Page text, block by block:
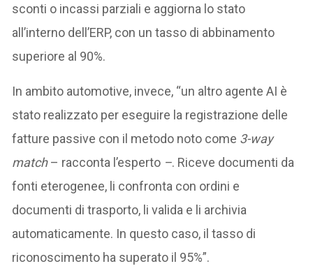
sconti o incassi parziali e aggiorna lo stato
all’interno dell’ERP, con un tasso di abbinamento
superiore al 90%.
In ambito automotive, invece, “un altro agente AI è
stato realizzato per eseguire la registrazione delle
fatture passive con il metodo noto come 3-way
match– racconta l’esperto –. Riceve documenti da
fonti eterogenee, li confronta con ordini e
documenti di trasporto, li valida e li archivia
automaticamente. In questo caso, il tasso di
riconoscimento ha superato il 95%”.